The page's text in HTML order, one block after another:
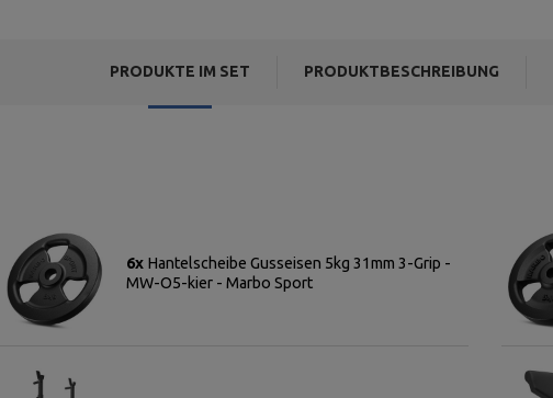
PRODUKTE IM SET PRODUKTBESCHREIBUNG
6x Hantelscheibe Gusseisen 5kg 31mm 3-Grip -
MW-O5-kier - Marbo Sport